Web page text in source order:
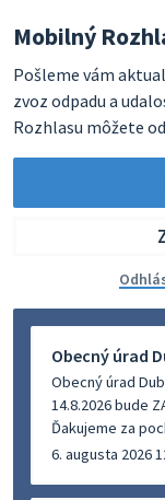
Mobilný
Pošleme vám
zvoz odpadu a
Rozhlasu môžete
Obecný úrad
Obecný úrad
14.8.2026 bude
Ďakujeme za
6. augusta 2026